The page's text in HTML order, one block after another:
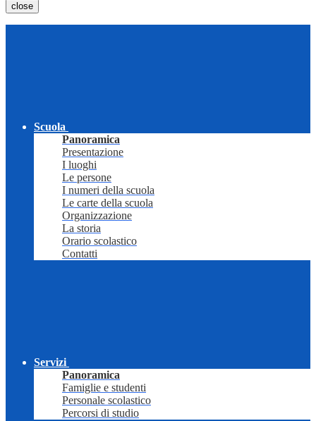
close
Scuola
Panoramica
Presentazione
I luoghi
Le persone
I numeri della scuola
Le carte della scuola
Organizzazione
La storia
Orario scolastico
Contatti
Servizi
Panoramica
Famiglie e studenti
Personale scolastico
Percorsi di studio